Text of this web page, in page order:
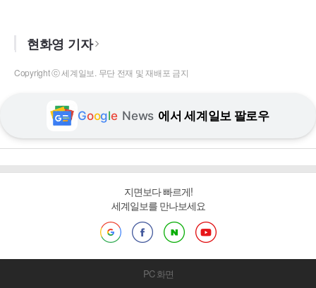
현화영 기자
Copyright ⓒ 세계일보. 무단 전재 및 재배포 금지
Google News 에서 세계일보 팔로우
지면보다 빠르게!
세계일보를 만나보세요
PC 화면